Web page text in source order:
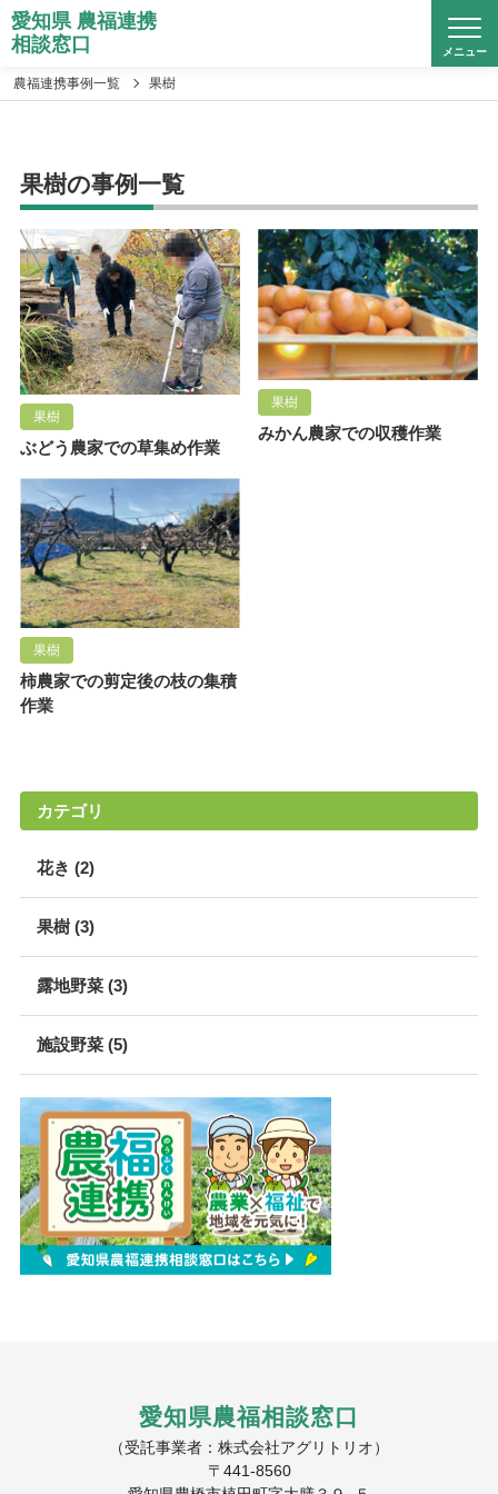
愛知県 農福連携
相談窓口
メニュー
農福連携事例一覧 果樹
果樹の事例一覧
果樹
ぶどう農家での草集め作業
果樹
みかん農家での収穫作業
果樹
柿農家での剪定後の枝の集積
作業
カテゴリ
花き (2)
果樹 (3)
露地野菜 (3)
施設野菜 (5)
愛知県農福相談窓口
（受託事業者：株式会社アグリトリオ）
〒441-8560